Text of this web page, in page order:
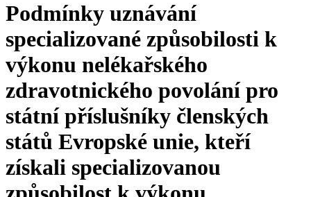
Podmínky uznávání
specializované způsobilosti k
výkonu nelékařského
zdravotnického povolání pro
státní příslušníky členských
států Evropské unie, kteří
získali specializovanou